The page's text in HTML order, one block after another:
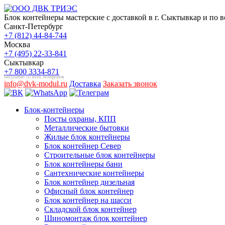
Блок контейнеры мастерские с доставкой в г. Сыктывкар и по
Санкт-Петербург
+7 (812) 44-84-744
Москва
+7 (495) 22-33-841
Сыктывкар
+7 800 3334-871
бесплатно со всех телефонов
info@dvk-modul.ru Доставка Заказать звонок
Блок-контейнеры
Посты охраны, КПП
Металлические бытовки
Жилые блок контейнеры
Блок контейнер Север
Строительные блок контейнеры
Блок контейнеры бани
Сантехнические контейнеры
Блок контейнер дизельная
Офисный блок контейнер
Блок контейнер на шасси
Складской блок контейнер
Шиномонтаж блок контейнер